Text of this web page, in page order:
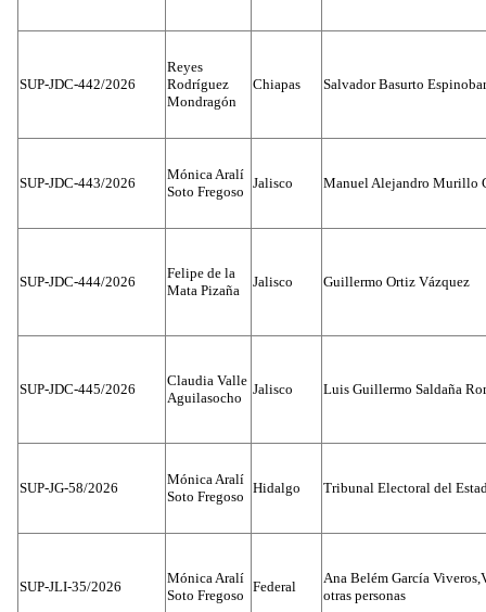
SUP-JDC-442/2026
Reyes
Rodríguez
Mondragón
Chiapas Salvador Basurto
SUP-JDC-443/2026
Mónica Aralí
Soto Fregoso
Jalisco Manuel Alejandro Murillo
SUP-JDC-444/2026
Felipe de la
Mata Pizaña
Jalisco Guillermo Ortiz Vázquez
SUP-JDC-445/2026
Claudia Valle
Aguilasocho
Jalisco Luis Guillermo Saldaña
SUP-JG-58/2026
Mónica Aralí
Soto Fregoso
Hidalgo Tribunal Electoral del
SUP-JLI-35/2026
Mónica Aralí
Soto Fregoso
Federal
Ana Belém García
otras personas